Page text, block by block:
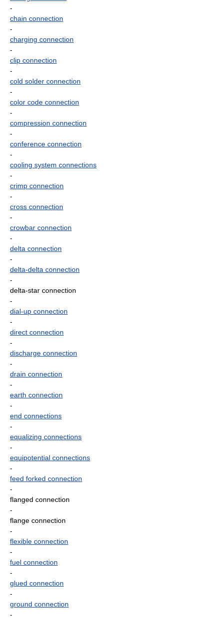
-
chain connection
-
charging connection
-
clip connection
-
cold solder connection
-
color code connection
-
compression connection
-
conference connection
-
cooling system connections
-
crimp connection
-
cross connection
-
crowbar connection
-
delta connection
-
delta-delta connection
-
delta-star connection
-
dial-up connection
-
direct connection
-
discharge connection
-
drain connection
-
earth connection
-
end connections
-
equalizing connections
-
equipotential connections
-
feed forked connection
-
flanged connection
-
flange connection
-
flexible connection
-
fuel connection
-
glued connection
-
ground connection
-